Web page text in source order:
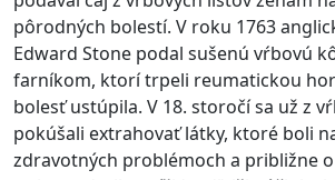
pôrodných bolestí. V roku 1763
Edward Stone podal sušenú vŕbovú
farníkom, ktorí trpeli reumatickou
bolesť ustúpila. V 18. storočí sa už z
pokúšali extrahovať látky, ktoré boli
zdravotných problémoch a približne